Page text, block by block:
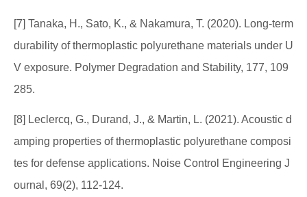
[7] Tanaka, H., Sato, K., & Nakamura, T. (2020). Long-term
durability of thermoplastic polyurethane materials under U
V exposure. Polymer Degradation and Stability, 177, 109
285.
[8] Leclercq, G., Durand, J., & Martin, L. (2021). Acoustic d
amping properties of thermoplastic polyurethane composi
tes for defense applications. Noise Control Engineering J
ournal, 69(2), 112-124.